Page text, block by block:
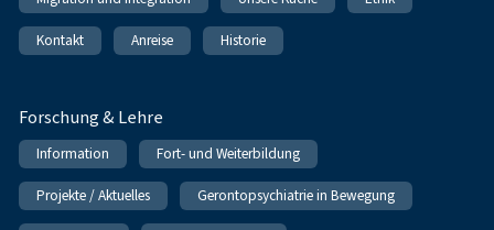
Kontakt Anreise Historie
Forschung & Lehre
Information Fort- und Weiterbildung
Projekte / Aktuelles Gerontopsychiatrie in Bewegung